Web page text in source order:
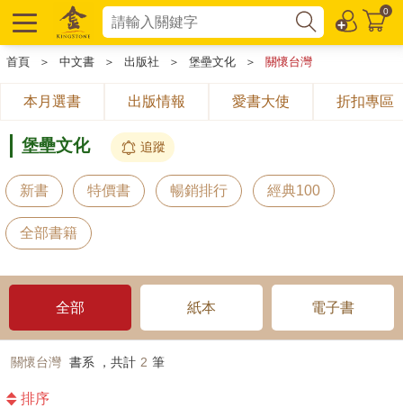
0
首頁 ＞ 中文書 ＞ 出版社 ＞ 堡壘文化 ＞ 關懷台灣
本月選書 出版情報 愛書大使 折扣專區
堡壘文化 追蹤
新書 特價書 暢銷排行 經典100
全部書籍
全部 紙本 電子書
關懷台灣 書系 ，共計 2 筆
排序